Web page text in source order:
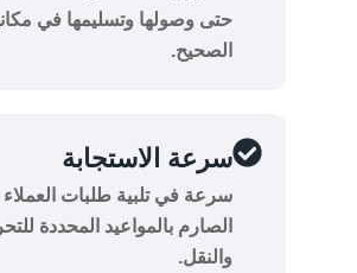
حتى وصولها وتسليمها في
الصحيح.
سرعة الاستجابة
سرعة في تلبية طلبات العملاء
الصارم بالمواعيد المحددة
والنقل.